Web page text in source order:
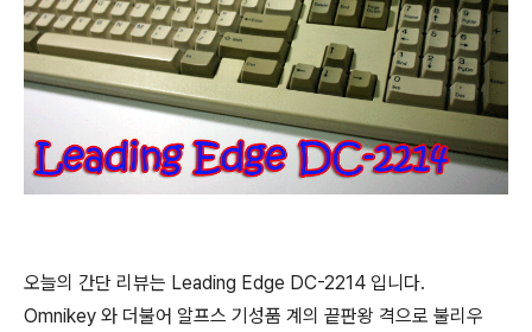
오늘의 간단 리뷰는 Leading Edge DC-2214 입니다.
Omnikey 와 더불어 알프스 기성품 계의 끝판왕 격으로 불리우